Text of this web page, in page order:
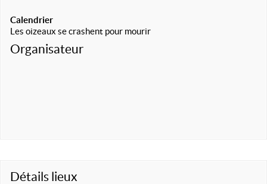
Calendrier
Les oizeaux se crashent pour mourir
Organisateur
Détails lieux